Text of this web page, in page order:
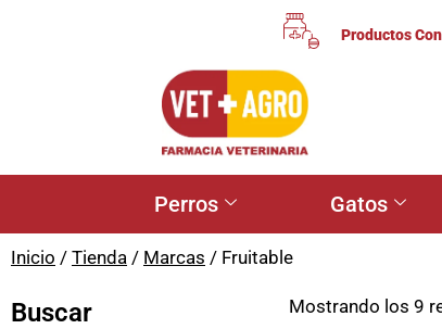
Productos
Perros Gatos
Inicio / Tienda / Marcas / Fruitable
Buscar Mostrando los 9